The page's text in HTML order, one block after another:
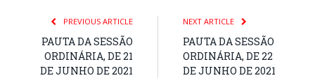
PREVIOUS ARTICLE
PAUTA DA SESSÃO
ORDINÁRIA, DE 21
DE JUNHO DE 2021
NEXT ARTICLE
PAUTA DA SESSÃO
ORDINÁRIA, DE 22
DE JUNHO DE 2021